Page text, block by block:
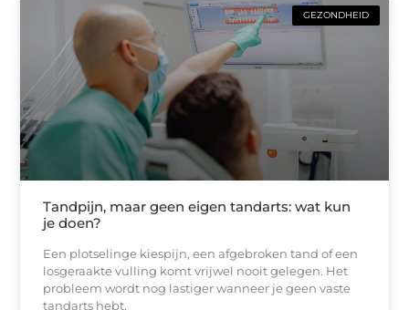
GEZONDHEID
Tandpijn, maar geen eigen tandarts: wat kun
je doen?
Een plotselinge kiespijn, een afgebroken tand of een
losgeraakte vulling komt vrijwel nooit gelegen. Het
probleem wordt nog lastiger wanneer je geen vaste
tandarts hebt,